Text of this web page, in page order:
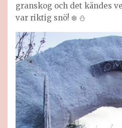
granskog och det kändes
var riktig snö! ❄️ ⛄️